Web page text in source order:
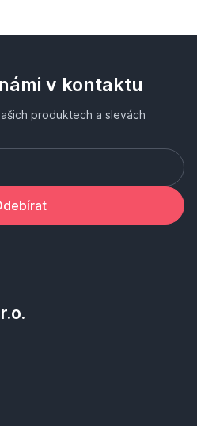
v kontaktu
produktech a slevách